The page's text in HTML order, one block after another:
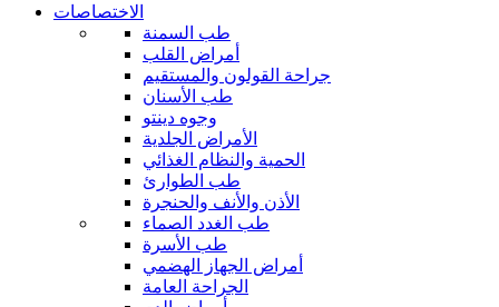
الاختصاصات
طب السمنة
أمراض القلب
جراحة القولون والمستقيم
طب الأسنان
وجوه دينتو
الأمراض الجلدية
الحمية والنظام الغذائي
طب الطوارئ
الأذن والأنف والحنجرة
طب الغدد الصماء
طب الأسرة
أمراض الجهاز الهضمي
الجراحة العامة